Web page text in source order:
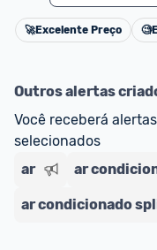
🚀Excelente Preço 🧐
Outros alertas
Você receberá
selecionados
ar
ar
ar condicionado